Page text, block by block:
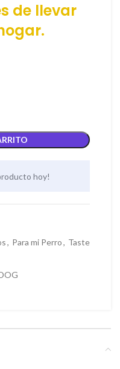
de llevar
hoy!
, Para mi Perro, Taste